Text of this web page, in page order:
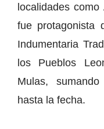
localidades
fue protagonista
Indumentaria
los Pueblos
Mulas,
hasta la fecha.